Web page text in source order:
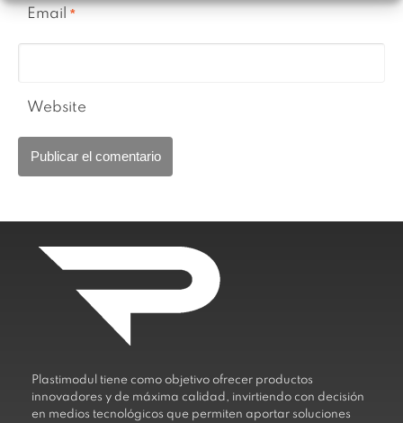
Email *
Website
Plastimodul tiene como objetivo ofrecer productos
innovadores y de máxima calidad, invirtiendo con decisión
en medios tecnológicos que permiten aportar soluciones